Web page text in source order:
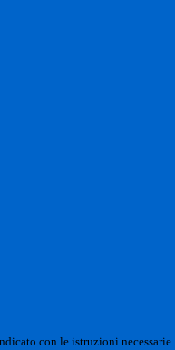
con le istruzioni necessarie.